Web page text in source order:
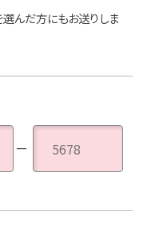
選んだ方にもお送りしま
－